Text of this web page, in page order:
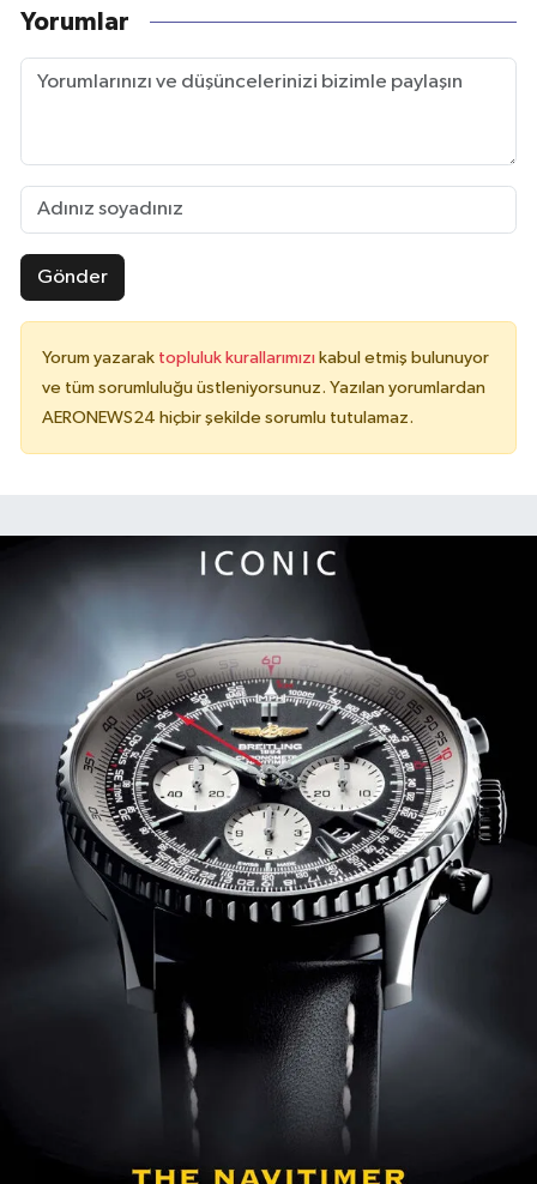
Yorumlar
Gönder
Yorum yazarak topluluk kurallarımızı kabul etmiş bulunuyor
ve tüm sorumluluğu üstleniyorsunuz. Yazılan yorumlardan
AERONEWS24 hiçbir şekilde sorumlu tutulamaz.